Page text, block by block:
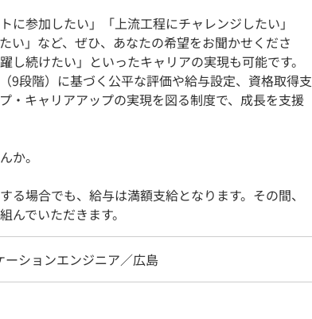
に参加したい」「上流工程にチャレンジしたい」
い」など、ぜひ、あなたの希望をお聞かせくださ
し続けたい」といったキャリアの実現も可能です。
9段階）に基づく公平な評価や給与設定、資格取得支
・キャリアアップの実現を図る制度で、成長を支援
か。
場合でも、給与は満額支給となります。その間、
んでいただきます。
ーションエンジニア／広島